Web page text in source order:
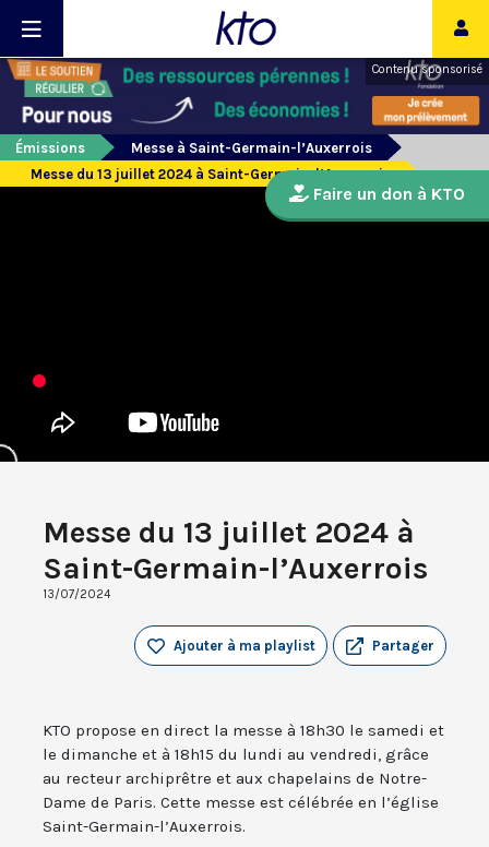
Contenu sponsorisé
Émissions
Messe à Saint-Germain-l’Auxerrois
Messe du 13 juillet 2024 à Saint-Germain-l’Auxerrois
Messe du 13 juillet 2024 à
Saint-Germain-l’Auxerrois
13/07/2024
Partager
Ajouter à ma playlist
KTO propose en direct la messe à 18h30 le samedi et
le dimanche et à 18h15 du lundi au vendredi, grâce
au recteur archiprêtre et aux chapelains de Notre-
Dame de Paris. Cette messe est célébrée en l’église
Saint-Germain-l’Auxerrois.
Faire un don à KTO